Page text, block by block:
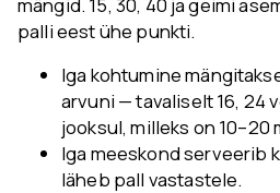
palli eest ühe punkti.
Iga kohtumine
arvuni — tavaliselt 16, 24
jooksul, milleks on
Iga meeskond serveerib
läheb pall vastastele.